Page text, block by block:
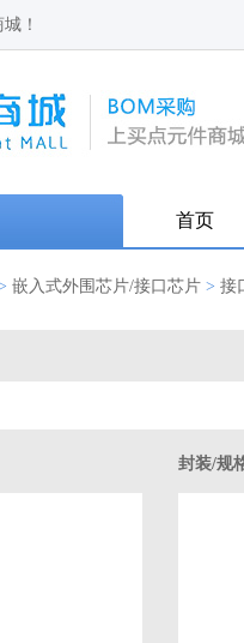
！
首页
嵌入式外围芯片/接口芯片 > 接
封装/规